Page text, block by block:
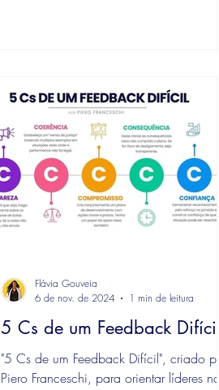
5 Cs de um Feedback Difícil"
"5 Cs de um Feedback Difícil", criado por
Piero Franceschi, para orientar líderes na
Flávia Gouveia
6 de nov. de 2024
1 min de leitura